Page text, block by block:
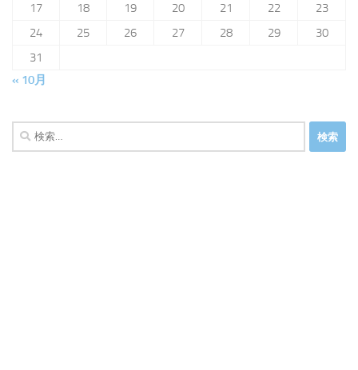
17
18 19 20 21 22
23
24
25 26 27 28 29
30
31
« 10月
検
索: